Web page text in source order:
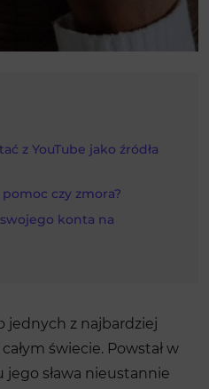
z YouTube jako źródła
czy zmora?
konta na
jednych z najbardziej
świecie. Powstał w
sława nieustannie